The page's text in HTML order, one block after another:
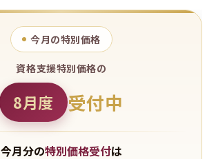
今月の特別価格
資格支援特別価格の
8月度 受付中
今月分の特別価格受付は